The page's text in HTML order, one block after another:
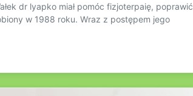
dr lyapko miał pomóc fizjoterpaię, poprawić
w 1988 roku. Wraz z postępem jego